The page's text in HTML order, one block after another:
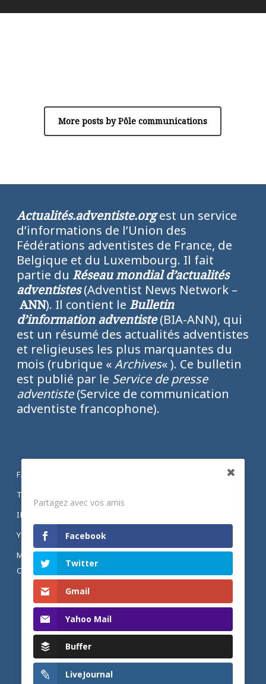
More posts by Pôle communications
Actualités.adventiste.orgest un service
d’informations de l’Union des
Fédérations adventistes de France, de
Belgique et du Luxembourg. Il fait
partie du Réseau mondial d’actualités
adventistes(Adventist News Network –
ANN). Il contient le Bulletin
d’information adventiste(BIA-ANN), qui
est un résumé des actualités adventistes
et religieuses les plus marquantes du
mois (rubrique «Archives« ). Ce bulletin
est publié par le Service de presse
adventiste(Service de communication
adventiste francophone).
FACEBOOK
TWITTER
INSTAGRAM
YOUTUBE
MENTIONS LÉGALES ET POLITIQUE DE
CONFIDENTIALITÉ
Partagez avec vos amis
Facebook
Twitter
Gmail
Yahoo Mail
Buffer
LiveJournal